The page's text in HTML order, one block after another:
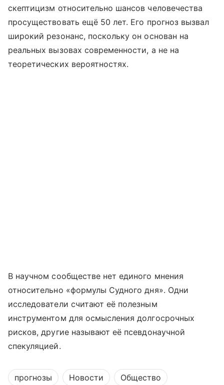
скептицизм относительно шансов человечества
просуществовать ещё 50 лет. Его прогноз вызвал
широкий резонанс, поскольку он основан на
реальных вызовах современности, а не на
теоретических вероятностях.
В научном сообществе нет единого мнения
относительно «формулы Судного дня». Одни
исследователи считают её полезным
инструментом для осмысления долгосрочных
рисков, другие называют её псевдонаучной
спекуляцией.
прогнозы Новости Общество